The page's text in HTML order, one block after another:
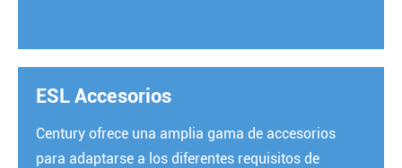
ESL Accesorios
Century ofrece una amplia gama de accesorios
para adaptarse a los diferentes requisitos de